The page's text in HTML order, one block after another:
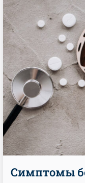
Симптомы